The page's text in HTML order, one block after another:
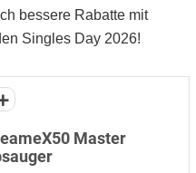
bessere Rabatte mit
Singles Day 2026!
Master